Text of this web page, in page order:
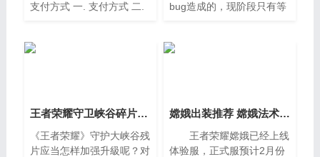
支付方式 一. 支付方式 二.
bug造成的，现阶段只有等
了一直载入100%而没法成
王者荣耀守卫峡谷碎片怎么升级
《王者荣耀》守护大峡谷残
片应当怎样加强升級呢？对
嫦娥出装推荐 嫦娥法术暴力怎么出装
王者荣耀嫦娥已经上线
体验服，正式服预计2月份